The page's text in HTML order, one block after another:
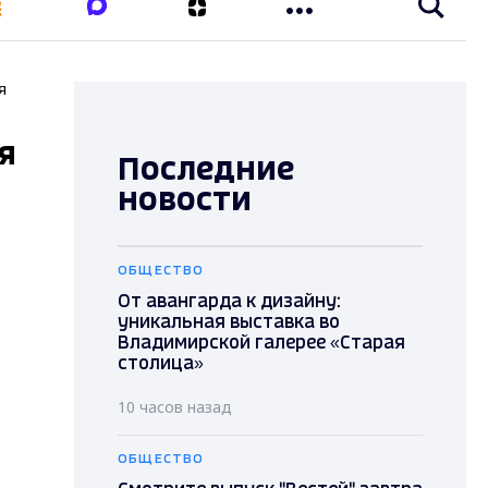
Последние
новости
ОБЩЕСТВО
От авангарда к дизайну:
уникальная выставка во
Владимирской галерее «Старая
столица»
10 часов назад
ОБЩЕСТВО